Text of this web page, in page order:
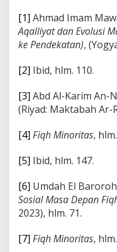
[1] Ahmad Imam
Aqalliyat dan Evolusi
ke Pendekatan),
[2] Ibid, hlm. 110.
[3] Abd Al-Karim An-
(Riyad: Maktabah Ar-
[4] Fiqh Minoritas,
[5] Ibid, hlm. 147.
[6] Umdah El
Sosial Masa Depan
2023), hlm. 71.
[7] Fiqh Minoritas,